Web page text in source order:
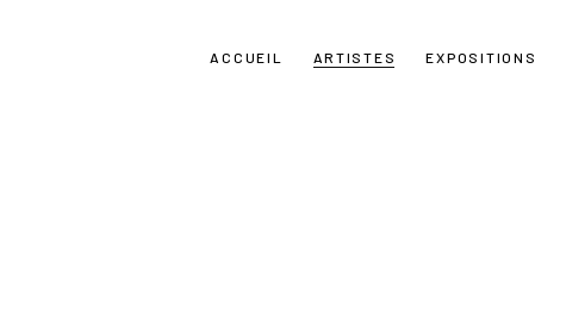
ACCUEIL ARTISTES EXPOSITIONS